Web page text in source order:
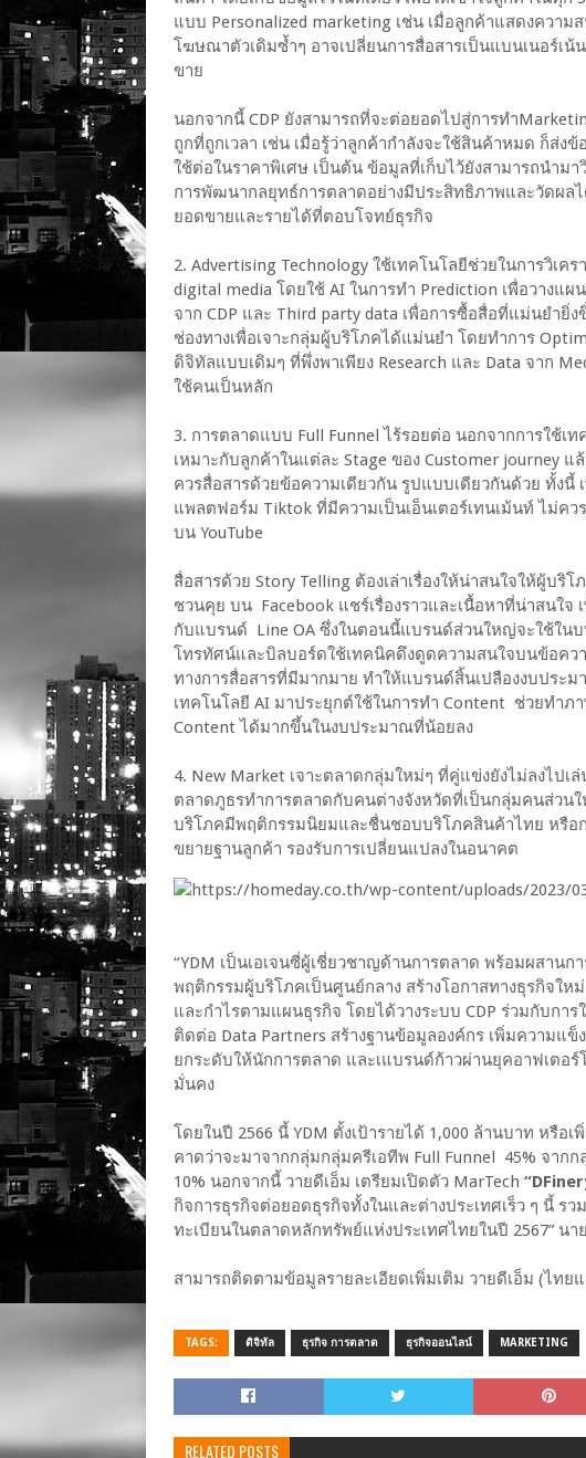
แบบ Personalized marketing เช่น เมื่อลูกค้าแสดงควา
โฆษณาตัวเดิมซ้ำๆ อาจเปลี่ยนการสื่อสารเป็นแบนเนอร์เน้
ขาย
นอกจากนี้ CDP ยังสามารถที่จะต่อยอดไปสู่การทํา
ถูกที่ถูกเวลา เช่น เมื่อรู้ว่าลูกค้ากำลังจะใช้สินค้าหมด ก็ส่ง
ใช้ต่อในราคาพิเศษ เป็นต้น ข้อมูลที่เก็บไว้ยังสามารถนำมา
การพัฒนากลยุทธ์การตลาดอย่างมีประสิทธิภาพและวัดผล
ยอดขายและรายได้ที่ตอบโจทย์ธุรกิจ
2. Advertising Technology ใช้เทคโนโลยีช่วยในการวิเ
digital media โดยใช้ AI ในการทำ Prediction เพื่อวางแ
จาก CDP และ Third party data เพื่อการซื้อสื่อที่แม่นยำ
ช่องทางเพื่อเจาะกลุ่มผู้บริโภคได้แม่นยำ โดยทำการ
ดิจิทัลแบบเดิมๆ ที่พึ่งพาเพียง Research และ Data จาก
ใช้คนเป็นหลัก
3. การตลาดแบบ Full Funnel ไร้รอยต่อ นอกจากการใช้เ
เหมาะกับลูกค้าในแต่ละ Stage ของ Customer journey
ควรสื่อสารด้วยข้อความเดียวกัน รูปแบบเดียวกันด้วย ทั้งนี้
แพลตฟอร์ม Tiktok ที่มีความเป็นเอ็นเตอร์เทนเม้นท์ ไม่ค
บน YouTube
สื่อสารด้วย Story Telling ต้องเล่าเรื่องให้น่าสนใจให้ผู้บ
ชวนคุย บน Facebook แชร์เรื่องราวและเนื้อหาที่น่าสนใจ
กับแบรนด์ Line OA ซึ่งในตอนนี้แบรนด์ส่วนใหญ่จะใช้ใน
โทรทัศน์และบิลบอร์ดใช้เทคนิคดึงดูดความสนใจบนข้อคว
ทางการสื่อสารที่มีมากมาย ทำให้แบรนด์สิ้นเปลืองงบประ
เทคโนโลยี AI มาประยุกต์ใช้ในการทำ Content ช่วยทำภ
Content ได้มากขึ้นในงบประมาณที่น้อยลง
4. New Market เจาะตลาดกลุ่มใหม่ๆ ที่คู่แข่งยังไม่ลงไปเ
ตลาดภูธรทำการตลาดกับคนต่างจังหวัดที่เป็นกลุ่มคนส่วน
บริโภคมีพฤติกรรมนิยมและชื่นชอบบริโภคสินค้าไทย หรือก
ขยายฐานลูกค้า รองรับการเปลี่ยนแปลงในอนาคต
“YDM เป็นเอเจนซี่ผู้เชี่ยวชาญด้านการตลาด พร้อมผสาน
พฤติกรรมผู้บริโภคเป็นศูนย์กลาง สร้างโอกาสทางธุรกิจใ
และกำไรตามแผนธุรกิจ โดยได้วางระบบ CDP ร่วมกับกา
ติดต่อ Data Partners สร้างฐานข้อมูลองค์กร เพิ่มความแข็
ยกระดับให้นักการตลาด และเแบรนด์ก้าวผ่านยุคอาฟเตอ
มั่นคง
โดยในปี 2566 นี้ YDM ตั้งเป้ารายได้ 1,000 ล้านบาท หรื
คาดว่าจะมาจากกลุ่มกลุ่มครีเอทีพ Full Funnel 45% จาก
10% นอกจากนี้ วายดีเอ็ม เตรียมเปิดตัว MarTech
กิจการธุรกิจต่อยอดธุรกิจทั้งในและต่างประเทศเร็ว ๆ นี้ ร
ทะเบียนในตลาดหลักทรัพย์แห่งประเทศไทยในปี 2567” นา
สามารถติดตามข้อมูลรายละเอียดเพิ่มเติม วายดีเอ็ม (ไทย
TAGS: ดิจิทัล ธุรกิจ การตลาด ธุรกิจออนไลน์ MARKETING
RELATED POSTS